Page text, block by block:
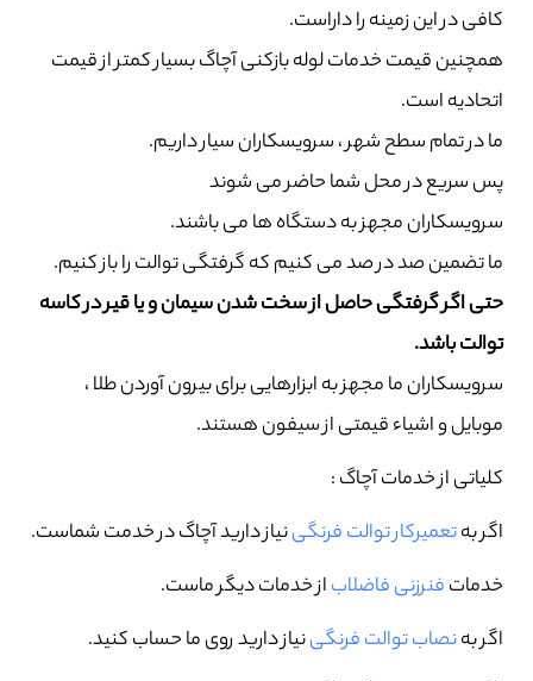
کافی در این زمینه را داراست.
همچنین قیمت خدمات لوله بازکنی آچاگ بسیار کمتر از قیمت
اتحادیه است.
ما در تمام سطح شهر ، سرویسکاران سیار داریم.
پس سریع در محل شما حاضر می شوند
سرویسکاران مجهز به دستگاه ها می باشند.
ما تضمین صد در صد می کنیم که گرفتگی توالت را باز کنیم.
حتی اگر گرفتگی حاصل از سخت شدن سیمان و یا قیر در کاسه
توالت باشد.
سرویسکاران ما مجهز به ابزارهایی برای بیرون آوردن طلا ،
موبایل و اشیاء قیمتی از سیفون هستند.
کلیاتی از خدمات آچاگ :
اگر بهتعمیرکار توالت فرنگینیاز دارید آچاگ در خدمت شماست.
خدماتفنرزنی فاضلاباز خدمات دیگر ماست.
اگر بهنصاب توالت فرنگینیاز دارید روی ما حساب کنید.